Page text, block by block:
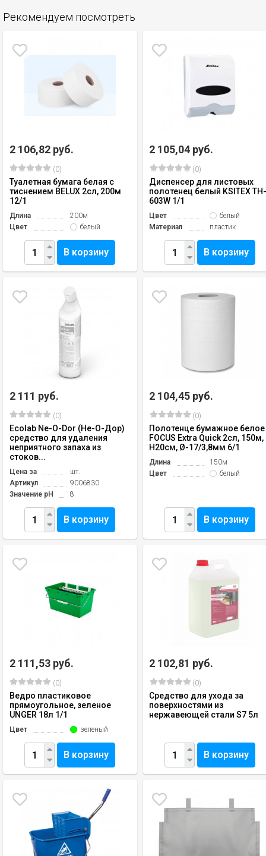
Рекомендуем посмотреть
2 106,82 руб.
(0)
Туалетная бумага белая с
тиснением BELUX 2сл, 200м
12/1
Длина
200м
Цвет
белый
В корзину
2 105,04 руб.
(0)
Диспенсер для листовых
полотенец белый KSITEX
603W 1/1
Цвет
белый
Материал
пластик
В корзину
2 111 руб.
(0)
Ecolab Ne-O-Dor (Не-О-Дор)
средство для удаления
неприятного запаха из
стоков...
Цена за
шт.
Артикул
9006830
Значение pH
8
В корзину
2 104,45 руб.
(0)
Полотенце бумажное белое
FOCUS Extra Quick 2сл, 150м,
H20см, Ø-17/3,8мм 6/1
Длина
150м
Цвет
белый
В корзину
2 111,53 руб.
(0)
Ведро пластиковое
прямоугольное, зеленое
UNGER 18л 1/1
Цвет зеленый
В корзину
2 102,81 руб.
(0)
Средство для ухода за
поверхностями из
нержавеющей стали S7 5л
В корзину